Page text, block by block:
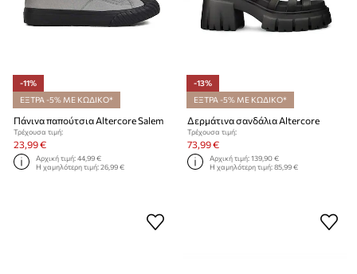
-11%
ΕΞΤΡΑ -5% ΜΕ ΚΩΔΙΚΟ*
Πάνινα παπούτσια Altercore Salem
Τρέχουσα τιμή:
23,99 €
Αρχική τιμή:44,99 €
Η χαμηλότερη τιμή:26,99 €
-13%
ΕΞΤΡΑ -5% ΜΕ ΚΩΔΙΚΟ*
Δερμάτινα σανδάλια Altercore
Τρέχουσα τιμή:
73,99 €
Αρχική τιμή:139,90 €
Η χαμηλότερη τιμή:85,99 €